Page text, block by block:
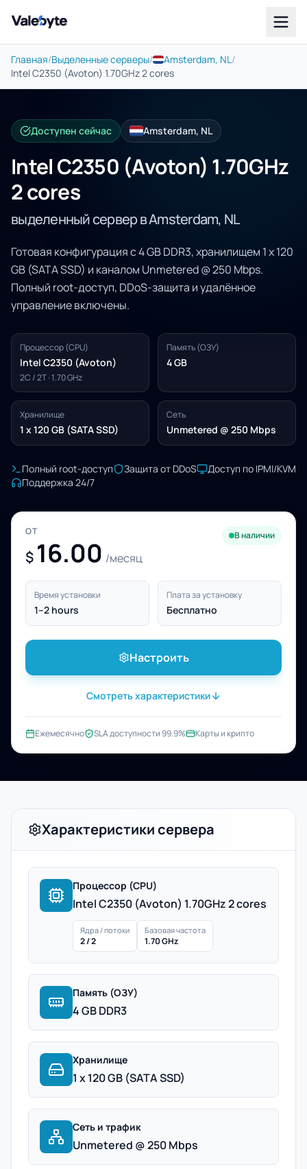
Valebyte
Главная/Выделенные серверы/ Amsterdam, NL/
Intel C2350 (Avoton) 1.70GHz 2 cores
Доступен сейчас Amsterdam, NL
Intel C2350 (Avoton) 1.70GHz
2 cores
выделенный сервер в Amsterdam, NL
Готовая конфигурация с 4 GB DDR3, хранилищем 1 x 120
GB (SATA SSD) и каналом Unmetered @ 250 Mbps.
Полный root-доступ, DDoS-защита и удалённое
управление включены.
Процессор (CPU)
Intel C2350 (Avoton)
2C / 2T · 1.70 GHz
Память (ОЗУ)
4 GB
Хранилище
1 x 120 GB (SATA SSD)
Сеть
Unmetered @ 250 Mbps
Полный root-доступ Защита от DDoS
Доступ по IPMI/KVM
Поддержка 24/7
ОТ
$ 16.00 /месяц
В наличии
Время установки
1–2 hours
Плата за установку
Бесплатно
Настроить
Смотреть характеристики
Ежемесячно SLA доступности 99.9% Карты и крипто
Характеристики сервера
Процессор (CPU)
Intel C2350 (Avoton) 1.70GHz 2 cores
Ядра / потоки
2 / 2
Базовая частота
1.70 GHz
Память (ОЗУ)
4 GB DDR3
Хранилище
1 x 120 GB (SATA SSD)
Сеть и трафик
Unmetered @ 250 Mbps